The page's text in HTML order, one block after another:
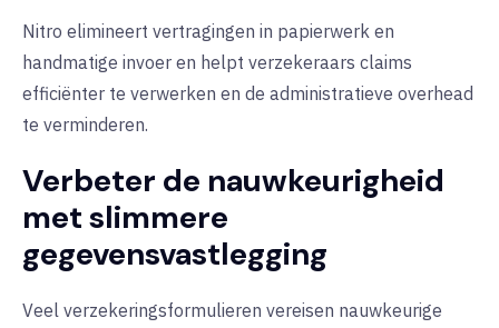
Nitro elimineert vertragingen in papierwerk en
handmatige invoer en helpt verzekeraars claims
efficiënter te verwerken en de administratieve overhead
te verminderen.
Verbeter de nauwkeurigheid
met slimmere
gegevensvastlegging
Veel verzekeringsformulieren vereisen nauwkeurige